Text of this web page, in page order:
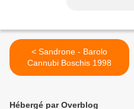
< Sandrone - Barolo
Cannubi Boschis 1998
Hébergé par Overblog